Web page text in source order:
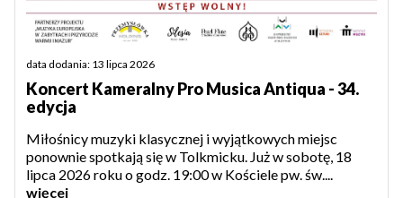
data dodania: 13 lipca 2026
Koncert Kameralny Pro Musica Antiqua - 34.
edycja
Miłośnicy muzyki klasycznej i wyjątkowych miejsc
ponownie spotkają się w Tolkmicku. Już w sobotę, 18
lipca 2026 roku o godz. 19:00 w Kościele pw. św....
więcej